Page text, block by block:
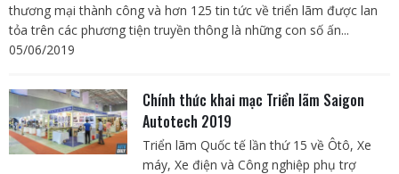
thương mại thành công và hơn 125 tin tức về triển lãm được lan
tỏa trên các phương tiện truyền thông là những con số ấn...
05/06/2019
Chính thức khai mạc Triển lãm Saigon
Autotech 2019
Triển lãm Quốc tế lần thứ 15 về Ôtô, Xe
máy, Xe điện và Công nghiệp phụ trợ